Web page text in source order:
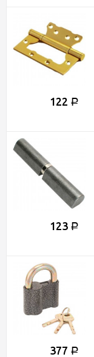
122 Р
123 Р
377 Р